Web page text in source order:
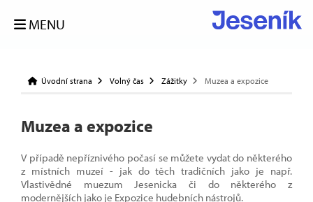
MENU
Úvodní strana Volný čas Zážitky Muzea a expozice
Muzea a expozice
V případě nepříznivého počasí se můžete vydat do některého
z místních muzeí - jak do těch tradičních jako je např.
Vlastivědné muezum Jesenicka či do některého z
modernějších jako je Expozice hudebních nástrojů.